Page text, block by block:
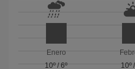
Enero
10º/6º
10º/